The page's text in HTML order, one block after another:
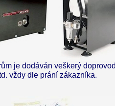
je dodáván veškerý
vždy dle prání zákazníka.